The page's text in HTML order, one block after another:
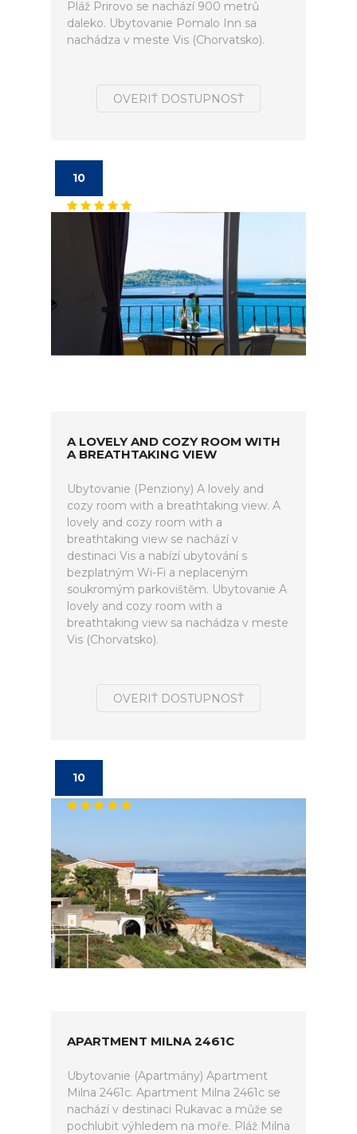
Pláž Prirovo se nachází 900 metrů
daleko. Ubytovanie Pomalo Inn sa
nachádza v meste Vis (Chorvatsko).
OVERIŤ DOSTUPNOSŤ
10
A LOVELY AND COZY ROOM WITH
A BREATHTAKING VIEW
Ubytovanie (Penziony) A lovely and
cozy room with a breathtaking view. A
lovely and cozy room with a
breathtaking view se nachází v
destinaci Vis a nabízí ubytování s
bezplatným Wi-Fi a neplaceným
soukromým parkovištěm. Ubytovanie A
lovely and cozy room with a
breathtaking view sa nachádza v meste
Vis (Chorvatsko).
OVERIŤ DOSTUPNOSŤ
10
APARTMENT MILNA 2461C
Ubytovanie (Apartmány) Apartment
Milna 2461c. Apartment Milna 2461c se
nachází v destinaci Rukavac a může se
pochlubit výhledem na moře. Pláž Milna